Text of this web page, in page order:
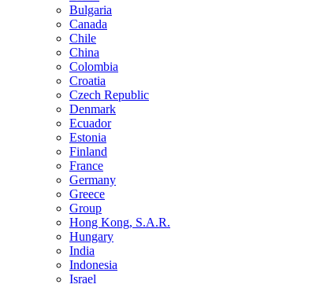
Bulgaria
Canada
Chile
China
Colombia
Croatia
Czech Republic
Denmark
Ecuador
Estonia
Finland
France
Germany
Greece
Group
Hong Kong, S.A.R.
Hungary
India
Indonesia
Israel